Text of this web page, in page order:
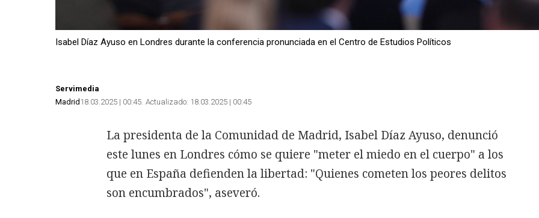
Isabel Díaz Ayuso en Londres durante la conferencia pronunciada en el Centro de Estudios Políticos
Servimedia
Madrid 18.03.2025 | 00:45 Actualizado: 18.03.2025 | 00:45
La presidenta de la Comunidad de Madrid, Isabel Díaz Ayuso, denunció
este lunes en Londres cómo se quiere "meter el miedo en el cuerpo" a los
que en España defienden la libertad: "Quienes cometen los peores delitos
son encumbrados", aseveró.